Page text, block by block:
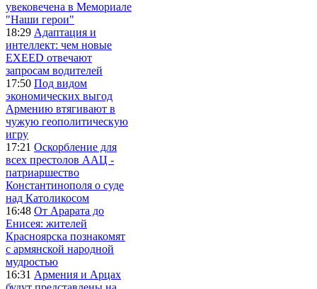
увековечена в Мемориале
"Наши герои"
18:29 Адаптация и
интеллект: чем новые
EXEED отвечают
запросам водителей
17:50 Под видом
экономических выгод
Армению втягивают в
чужую геополитическую
игру
17:21 Оскорбление для
всех престолов ААЦ -
патриаршество
Константинополя о суде
над Католикосом
16:48 От Арарата до
Енисея: жителей
Красноярска познакомят
с армянской народной
мудростью
16:31 Армения и Арцах